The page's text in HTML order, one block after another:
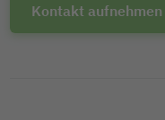
Kontakt aufnehmen